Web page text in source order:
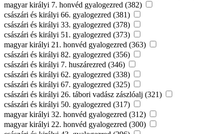
magyar királyi 7. honvéd gyalogezred (382)
császári és királyi 66. gyalogezred (381)
császári és királyi 33. gyalogezred (378)
császári és királyi 51. gyalogezred (373)
magyar királyi 21. honvéd gyalogezred (363)
császári és királyi 82. gyalogezred (356)
császári és királyi 7. huszárezred (346)
császári és királyi 62. gyalogezred (338)
császári és királyi 67. gyalogezred (325)
császári és királyi 26. tábori vadász zászlóalj (321)
császári és királyi 50. gyalogezred (317)
magyar királyi 32. honvéd gyalogezred (312)
magyar királyi 22. honvéd gyalogezred (300)